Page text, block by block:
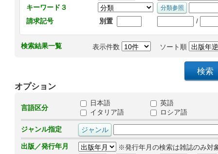
キーワード３
請求記号
別置 /
検索結果一覧 表示件数 ソート順
オプション
言語区分
日本語
英語
イタリア語
ロシア語
ジャンル指定
出版／発行年月
※発行年月の検索は雑誌のみ対